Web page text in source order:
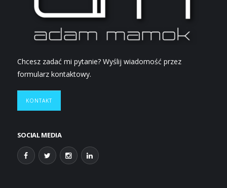
Chcesz zadać mi pytanie? Wyślij wiadomość przez
formularz kontaktowy.
KONTAKT
SOCIAL MEDIA